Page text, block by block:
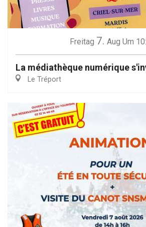
Freitag 7. Aug Um
La médiathèque numérique
Le Tréport